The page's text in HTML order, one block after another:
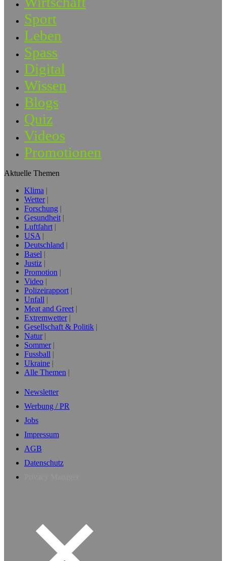
Sport
Leben
Spass
Digital
Wissen
Blogs
Quiz
Videos
Promotionen
Aktuelle Themen
Klima
Wetter
Forschung
Gesundheit
Luftfahrt
USA
Deutschland
Basel
Justiz
Promotion
Video
Polizeirapport
Unfall
Meat and Greet
Extremwetter
Gesellschaft & Politik
Natur
Sommer
Fussball
Ukraine
Alle Themen
Newsletter
Werbung / PR
Jobs
Impressum
AGB
Datenschutz